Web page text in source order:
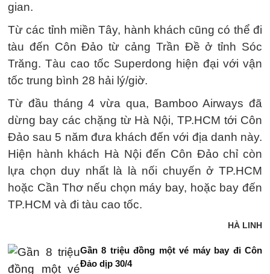
gian.
Từ các tỉnh miền Tây, hành khách cũng có thể đi
tàu đến Côn Đảo từ cảng Trần Đề ở tỉnh Sóc
Trăng. Tàu cao tốc Superdong hiện đại với vận
tốc trung bình 28 hải lý/giờ.
Từ đầu tháng 4 vừa qua, Bamboo Airways đã
dừng bay các chặng từ Hà Nội, TP.HCM tới Côn
Đảo sau 5 năm đưa khách đến với địa danh này.
Hiện hành khách Hà Nội đến Côn Đảo chỉ còn
lựa chọn duy nhất là là nối chuyến ở TP.HCM
hoặc Cần Thơ nếu chọn máy bay, hoặc bay đến
TP.HCM và đi tàu cao tốc.
HÀ LINH
Gần 8 triệu đồng một vé máy bay đi Côn
Đảo dịp 30/4